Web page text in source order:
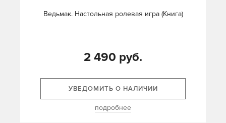
Ведьмак. Настольная ролевая игра (Книга)
2 490 руб.
УВЕДОМИТЬ О НАЛИЧИИ
подробнее